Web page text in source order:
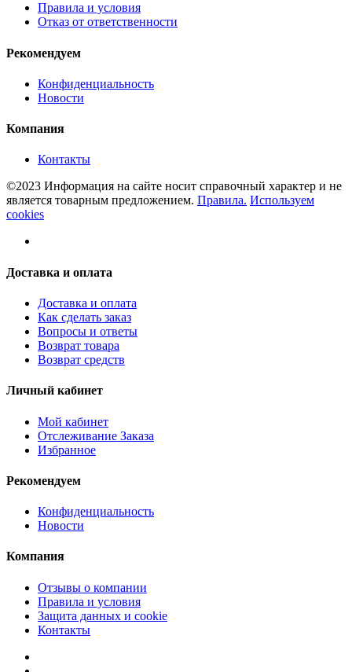
Правила и условия
Отказ от ответственности
Рекомендуем
Конфиденциальность
Новости
Компания
Контакты
©2023 Информация на сайте носит справочный характер и не
является товарным предложением. Правила. Используем
cookies
Доставка и оплата
Доставка и оплата
Как сделать заказ
Вопросы и ответы
Возврат товара
Возврат средств
Личный кабинет
Мой кабинет
Отслеживание Заказа
Избранное
Рекомендуем
Конфиденциальность
Новости
Компания
Отзывы о компании
Правила и условия
Защита данных и cookie
Контакты